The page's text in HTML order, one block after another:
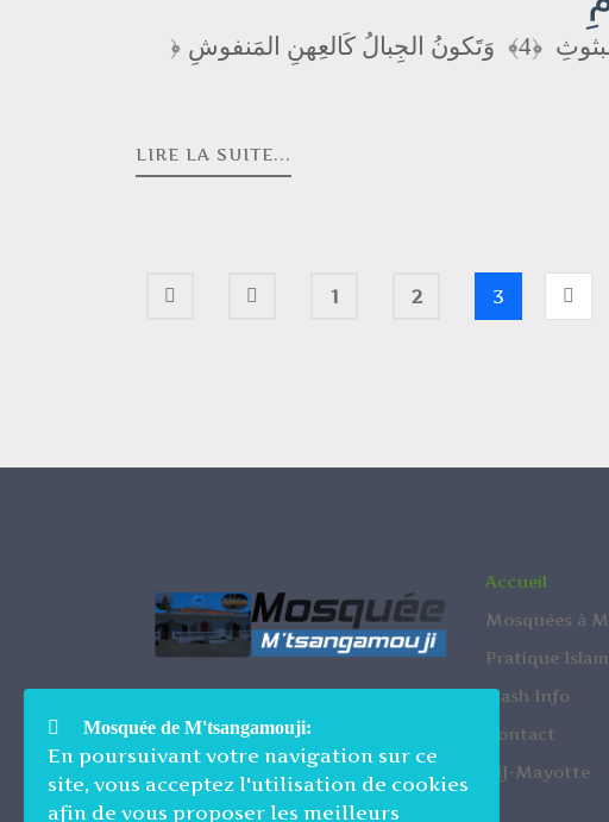
﴿ ﴿4﴾
وَتَكونُ الجِبالُ كَالعِهنِ المَنفوشِ
LIRE LA SUITE...
1 2 3
Rue de Bacar Ridjali
97650 M'TSANGAMOUJI
Accueil
Mosquées à
Pratique Islam
Flash Info
Contact
PIJ-Mayotte
Mosquée de M'tsangamouji:
En poursuivant votre navigation sur ce
site, vous acceptez l'utilisation de cookies
afin de vous proposer les meilleurs